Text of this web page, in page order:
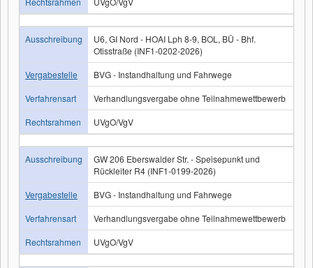
Ausschreibung
U6, GI Nord - HOAI Lph 8-9, BOL, BÜ - Bhf.
Otisstraße (INF1-0202-2026)
Vergabestelle
BVG - Instandhaltung und Fahrwege
Verfahrensart
Verhandlungsvergabe ohne Teilnahmewettbewerb
Rechtsrahmen
UVgO/VgV
Ausschreibung
GW 206 Eberswalder Str. - Speisepunkt und
Rückleiter R4 (INF1-0199-2026)
Vergabestelle
BVG - Instandhaltung und Fahrwege
Verfahrensart
Verhandlungsvergabe ohne Teilnahmewettbewerb
Rechtsrahmen
UVgO/VgV